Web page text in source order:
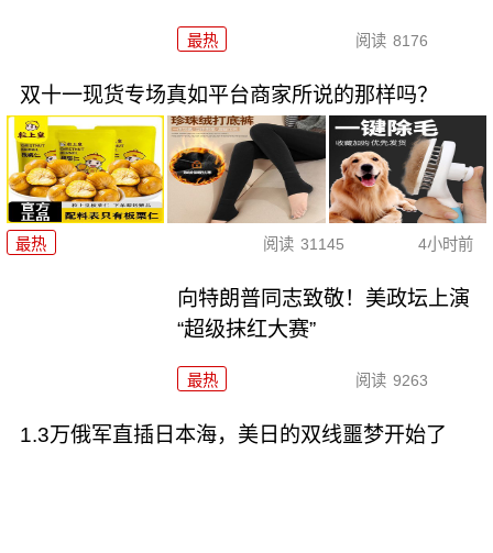
最热 阅读 8176
双十一现货专场真如平台商家所说的那样吗？
最热 阅读 31145 4小时前
向特朗普同志致敬！美政坛上演
“超级抹红大赛”
最热 阅读 9263
1.3万俄军直插日本海，美日的双线噩梦开始了